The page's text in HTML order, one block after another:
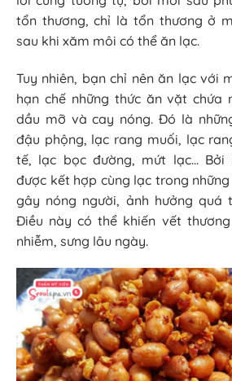
tổn thương, chỉ là tổn thương ở
sau khi xăm môi có thể ăn lạc.
Tuy nhiên, bạn chỉ nên ăn lạc với
hạn chế những thức ăn vặt chứa
dầu mỡ và cay nóng. Đó là
đậu phộng, lạc rang muối, lạc
tế, lạc bọc đường, mứt lạc… Bởi
được kết hợp cùng lạc trong
gây nóng người, ảnh hưởng quá
Điều này có thể khiến vết
nhiễm, sưng lâu ngày.